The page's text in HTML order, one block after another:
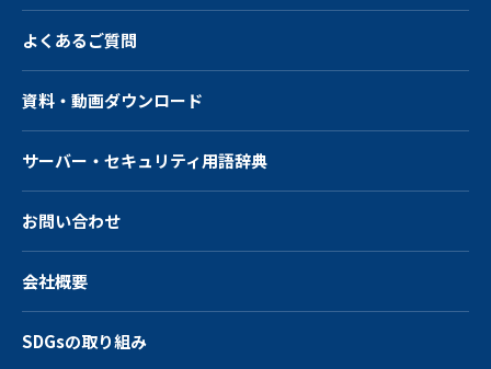
よくあるご質問
資料・動画ダウンロード
サーバー・ セキュリティ用語辞典
お問い合わせ
会社概要
SDGsの取り組み